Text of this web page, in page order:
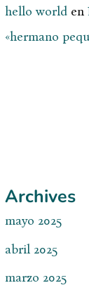
hello world en
«hermano
Archives
mayo 2025
abril 2025
marzo 2025